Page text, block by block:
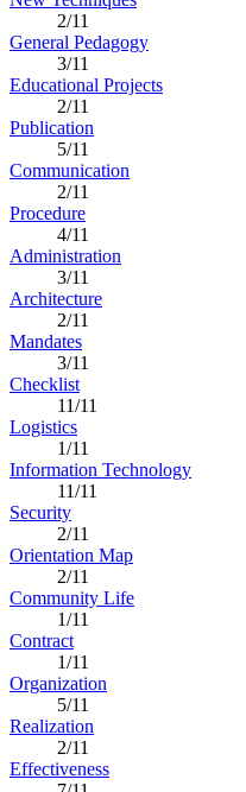
2/11
General Pedagogy
3/11
Educational Projects
2/11
Publication
5/11
Communication
2/11
Procedure
4/11
Administration
3/11
Architecture
2/11
Mandates
3/11
Checklist
11/11
Logistics
1/11
Information Technology
11/11
Security
2/11
Orientation Map
2/11
Community Life
1/11
Contract
1/11
Organization
5/11
Realization
2/11
Effectiveness